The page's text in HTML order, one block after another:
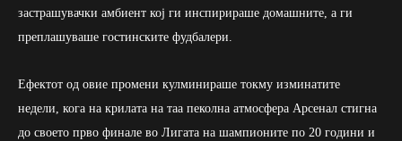
застрашувачки амбиент кој ги инспирираше домашните, а ги
преплашуваше гостинските фудбалери.
Ефектот од овие промени кулминираше токму изминатите
недели, кога на крилата на таа пеколна атмосфера Арсенал стигна
до своето прво финале во Лигата на шампионите по 20 години и